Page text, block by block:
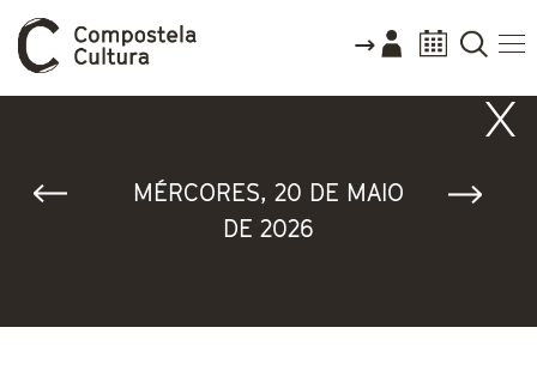
MÉRCORES, 20 DE MAIO
DE 2026